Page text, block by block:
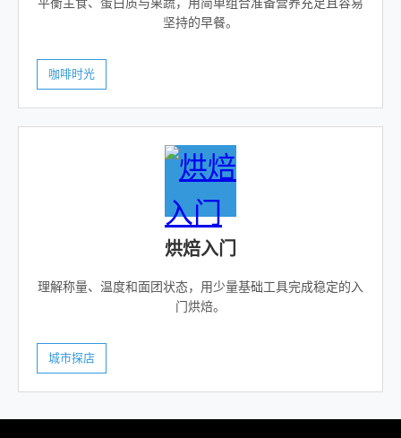
坚持的早餐。
咖啡时光
烘焙入门
理解称量、温度和面团状态，用少量基础工具完成稳定的入
门烘焙。
城市探店